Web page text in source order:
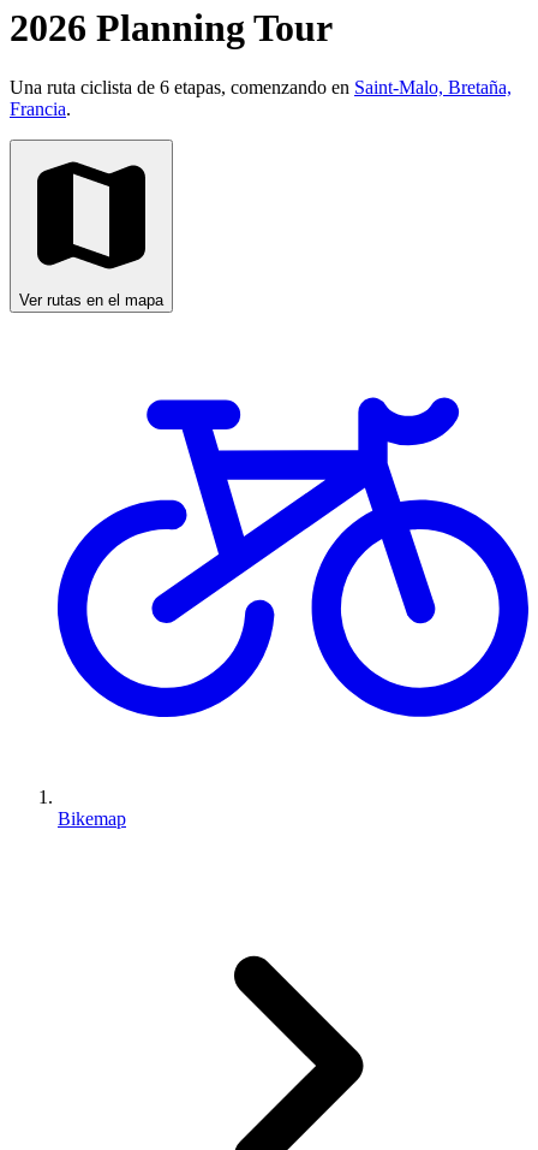
2026 Planning Tour
Una ruta ciclista de 6 etapas, comenzando en Saint-Malo, Bretaña,
Francia.
Ver rutas en el mapa
Bikemap